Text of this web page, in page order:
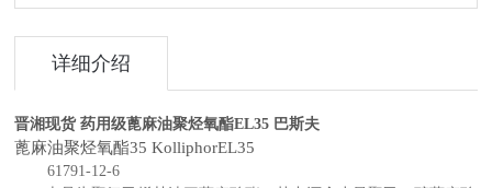
详细介绍
晋湘现货 药用级蓖麻油聚烃氧酯EL35 巴斯夫
蓖麻油聚烃氧酯35 KolliphorEL35
61791-12-6